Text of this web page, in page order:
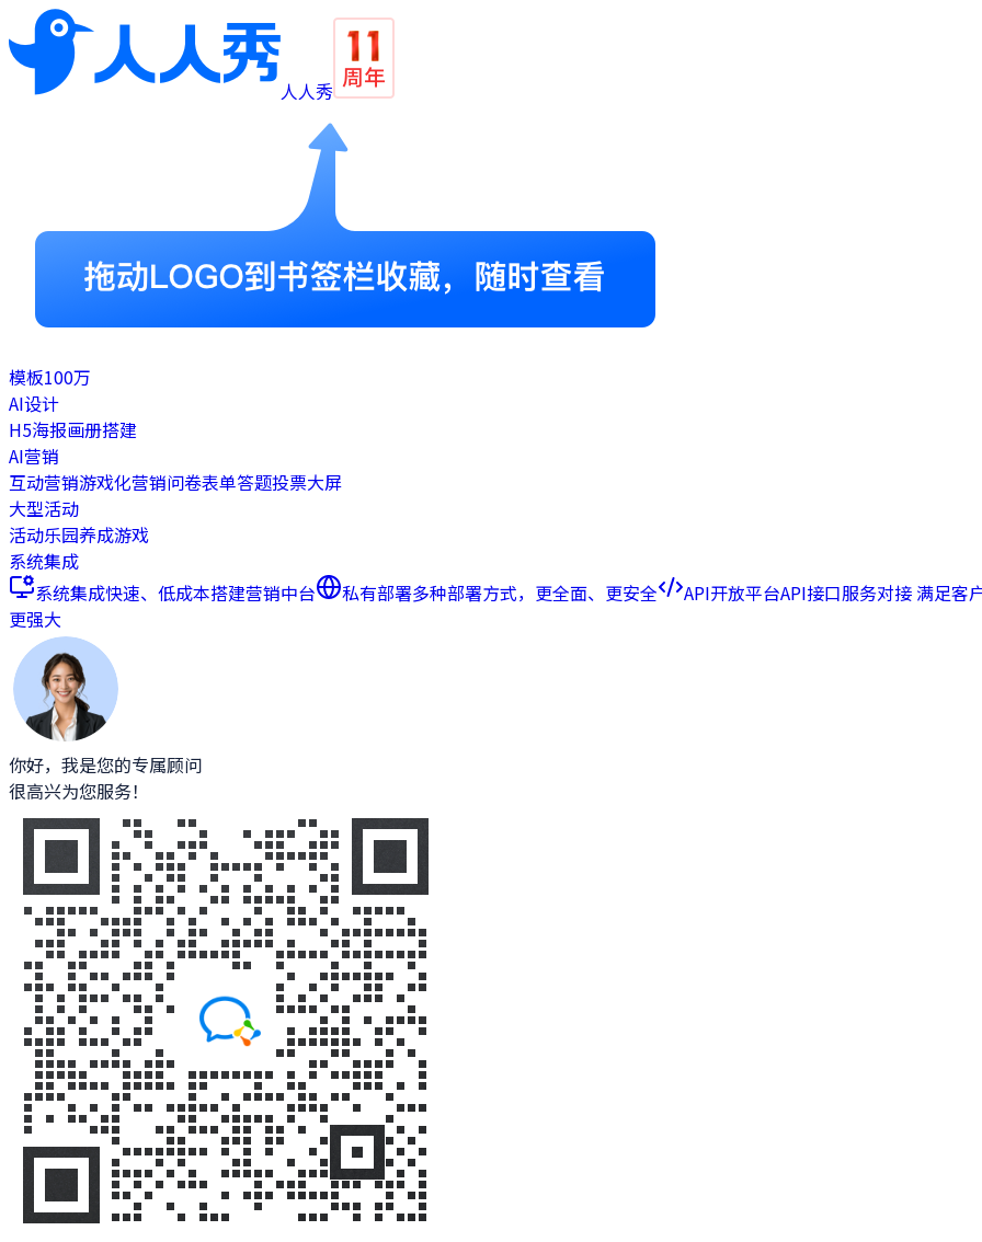
人人秀
模板100万
AI设计
H5海报画册搭建
AI营销
互动营销游戏化营销问卷表单答题投票大屏
大型活动
活动乐园养成游戏
系统集成
系统集成快速、低成本搭建营销中台 私有部署多种部署方式，更全面、更安全 API开放平台API接口服务对接 满足客
更强大
你好，我是您的专属顾问
很高兴为您服务！